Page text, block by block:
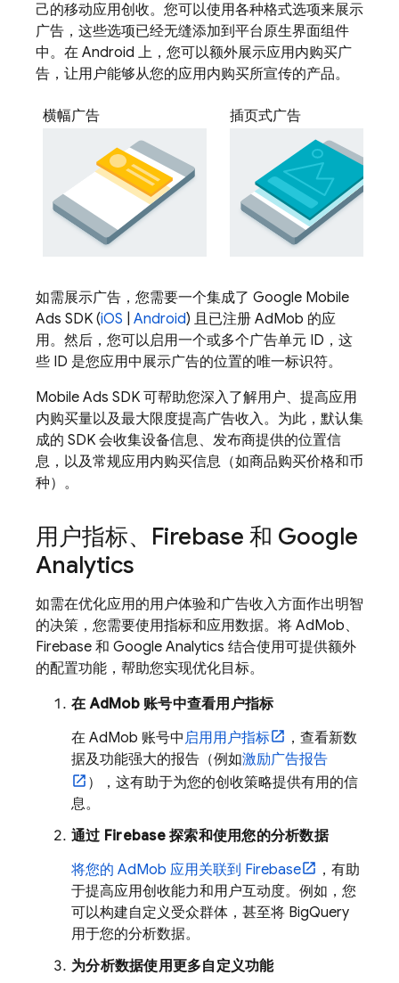
己的移动应用创收。您可以使用各种格式选项来展示
广告，这些选项已经无缝添加到平台原生界面组件
中。在 Android 上，您可以额外展示应用内购买广
告，让用户能够从您的应用内购买所宣传的产品。
横幅广告 插页式广告
如需展示广告，您需要一个集成了 Google Mobile
Ads SDK (iOS Android) 且已注册 AdMob 的应
用。然后，您可以启用一个或多个广告单元 ID，这
些 ID 是您应用中展示广告的位置的唯一标识符。
Mobile Ads SDK 可帮助您深入了解用户、提高应用
内购买量以及最大限度提高广告收入。为此，默认集
成的 SDK 会收集设备信息、发布商提供的位置信
息，以及常规应用内购买信息（如商品购买价格和币
种）。
用户指标、Firebase 和 Google
Analytics
如需在优化应用的用户体验和广告收入方面作出明智
的决策，您需要使用指标和应用数据。将 AdMob、
Firebase 和 Google Analytics 结合使用可提供额外
的配置功能，帮助您实现优化目标。
在AdMob账号中查看用户指标
在 AdMob 账号中启用用户指标
，查看新数
据及功能强大的报告（例如激励广告报告
），这有助于为您的创收策略提供有用的信
息。
通过 Firebase 探索和使用您的分析数据
将您的 AdMob 应用关联到 Firebase
，有助
于提高应用创收能力和用户互动度。例如，您
可以构建自定义受众群体，甚至将 BigQuery
用于您的分析数据。
为分析数据使用更多自定义功能